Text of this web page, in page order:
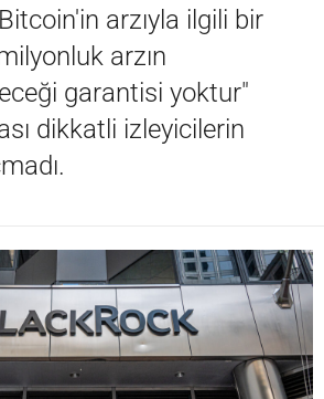
arzıyla ilgili bir
arzın
garantisi yoktur"
dikkatli izleyicilerin